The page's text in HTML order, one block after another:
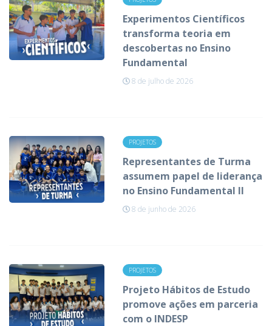
Experimentos Científicos
transforma teoria em
descobertas no Ensino
Fundamental
8 de julho de 2026
PROJETOS
Representantes de Turma
assumem papel de liderança
no Ensino Fundamental II
8 de junho de 2026
PROJETOS
Projeto Hábitos de Estudo
promove ações em parceria
com o INDESP